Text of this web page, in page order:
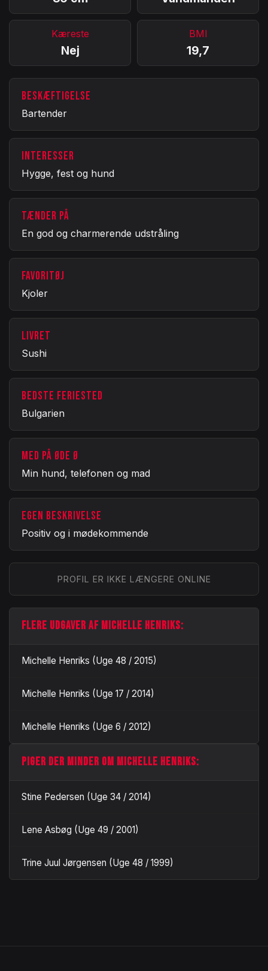
Kæreste
Nej
BMI
19,7
BESKÆFTIGELSE
Bartender
INTERESSER
Hygge, fest og hund
TÆNDER PÅ
En god og charmerende udstråling
FAVORITØJ
Kjoler
LIVRET
Sushi
BEDSTE FERIESTED
Bulgarien
MED PÅ ØDE Ø
Min hund, telefonen og mad
EGEN BESKRIVELSE
Positiv og i mødekommende
PROFIL ER IKKE LÆNGERE ONLINE
FLERE UDGAVER AF MICHELLE HENRIKS:
Michelle Henriks (Uge 48 / 2015)
Michelle Henriks (Uge 17 / 2014)
Michelle Henriks (Uge 6 / 2012)
PIGER DER MINDER OM MICHELLE HENRIKS:
Stine Pedersen (Uge 34 / 2014)
Lene Asbøg (Uge 49 / 2001)
Trine Juul Jørgensen (Uge 48 / 1999)